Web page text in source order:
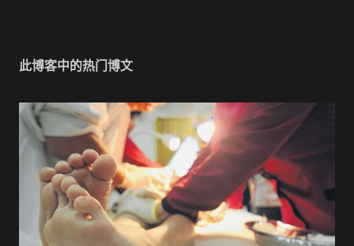
此博客中的热门博文